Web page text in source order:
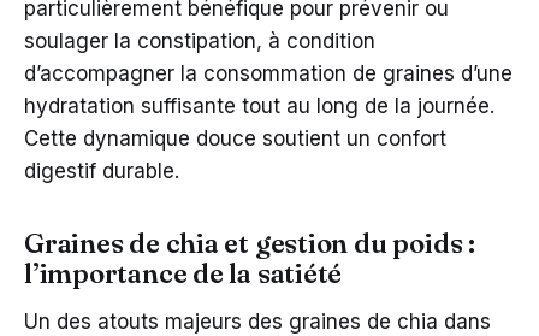
particulièrement bénéfique pour prévenir ou
soulager la constipation, à condition
d’accompagner la consommation de graines d’une
hydratation suffisante tout au long de la journée.
Cette dynamique douce soutient un confort
digestif durable.
Graines de chia et gestion du poids :
l’importance de la satiété
Un des atouts majeurs des graines de chia dans